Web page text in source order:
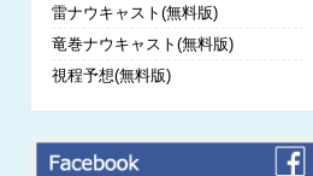
雷ナウキャスト(無料版)
竜巻ナウキャスト(無料版)
視程予想(無料版)